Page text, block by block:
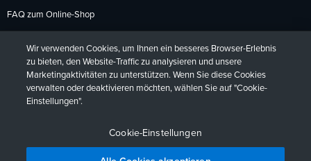
FAQ zum Online-Shop
Rückgabebedingungen
DeutschFrançaisEspañol日本語
Wir verwenden Cookies, um Ihnen ein besseres Browser-Erlebnis
zu bieten, den Website-Traffic zu analysieren und unsere
Marketingaktivitäten zu unterstützen. Wenn Sie diese Cookies
verwalten oder deaktivieren möchten, wählen Sie auf "Cookie-
Einstellungen".
Cookie-Einstellungen